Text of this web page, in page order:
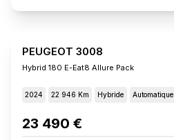
PEUGEOT 3008
Hybrid 180 E-Eat8 Allure Pack
2024 22 946 Km Hybride Automatique
23 490 €